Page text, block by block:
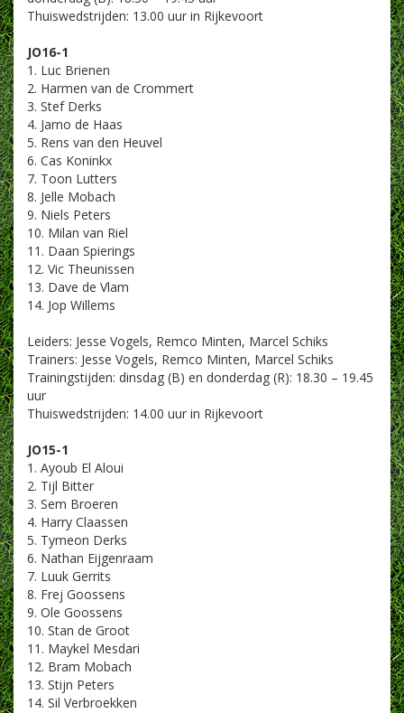
Thuiswedstrijden: 13.00 uur in Rijkevoort
JO16-1
1. Luc Brienen
2. Harmen van de Crommert
3. Stef Derks
4. Jarno de Haas
5. Rens van den Heuvel
6. Cas Koninkx
7. Toon Lutters
8. Jelle Mobach
9. Niels Peters
10. Milan van Riel
11. Daan Spierings
12. Vic Theunissen
13. Dave de Vlam
14. Jop Willems
Leiders: Jesse Vogels, Remco Minten, Marcel Schiks
Trainers: Jesse Vogels, Remco Minten, Marcel Schiks
Trainingstijden: dinsdag (B) en donderdag (R): 18.30 – 19.45
uur
Thuiswedstrijden: 14.00 uur in Rijkevoort
JO15-1
1. Ayoub El Aloui
2. Tijl Bitter
3. Sem Broeren
4. Harry Claassen
5. Tymeon Derks
6. Nathan Eijgenraam
7. Luuk Gerrits
8. Frej Goossens
9. Ole Goossens
10. Stan de Groot
11. Maykel Mesdari
12. Bram Mobach
13. Stijn Peters
14. Sil Verbroekken